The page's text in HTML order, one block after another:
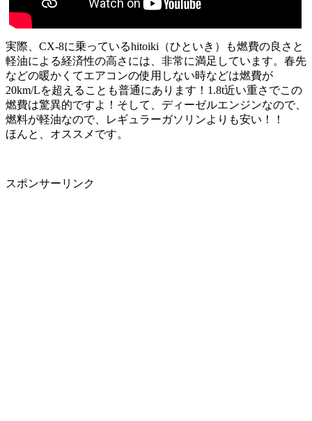
実際、CX-8に乗っているhitoiki（ひといき）も燃費の良さと
軽油による経済性の高さには、非常に満足しています。春先
などの暖かくてエアコンの使用しない時などは燃費が
20km/Lを超えることも普通にあります！1.8t近い重さでこの
燃費は驚異的ですよ！そして、ディーゼルエンジンなので、
燃料が軽油なので、レギュラーガソリンよりも安い！！
ほんと、オススメです。
スポンサーリンク